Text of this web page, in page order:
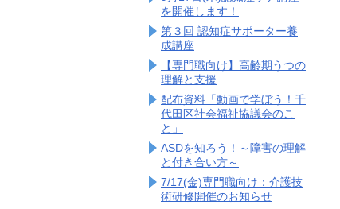
を開催します！
第３回 認知症サポーター養
成講座
【専門職向け】高齢期うつの
理解と支援
配布資料「動画で学ぼう！千
代田区社会福祉協議会のこ
と」
ASDを知ろう！～障害の理解
と付き合い方～
7/17(金)専門職向け：介護技
術研修開催のお知らせ